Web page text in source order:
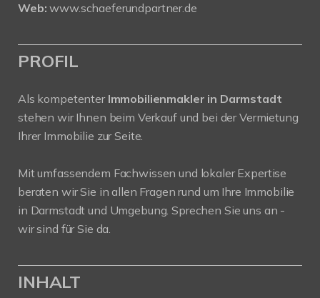
Web: www.schaeferundpartner.de
PROFIL
Als kompetenter Immobilienmakler in Darmstadt
stehen wir Ihnen beim Verkauf und bei der Vermietung
Ihrer Immobilie zur Seite.
Mit umfassendem Fachwissen und lokaler Expertise
beraten wir Sie in allen Fragen rund um Ihre Immobilie
in Darmstadt und Umgebung. Sprechen Sie uns an -
wir sind für Sie da.
INHALT